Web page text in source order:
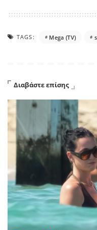
TAGS: Mega (TV)
Διαβάστε επίσης